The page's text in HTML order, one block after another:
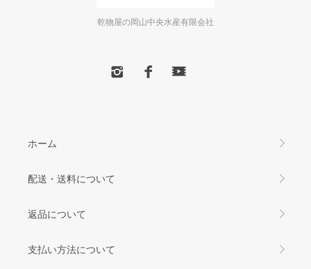
乾物屋の岡山中央水産有限会社
ホーム
配送・送料について
返品について
支払い方法について